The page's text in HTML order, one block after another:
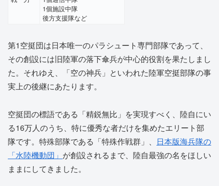
1個施設中隊
後方支援隊など
第1空挺団は日本唯一のパラシュート専門部隊であって、
その創設には旧陸軍の落下傘兵が中心的役割を果たしまし
た。それゆえ、「空の神兵」といわれた陸軍空挺部隊の事
実上の後継にあたります。
空挺団の標語である「精鋭無比」を実現すべく、陸自にい
る16万人のうち、特に優秀な者だけを集めたエリート部
隊です。特殊部隊である「特殊作戦群」、 日本版海兵隊の
「水陸機動団」 が創設されるまで、陸自最強の名をほしい
ままにしてきました。